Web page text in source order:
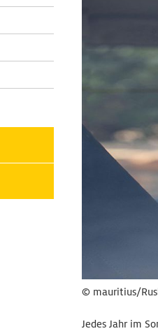
© mauritius/
Jedes Jahr im